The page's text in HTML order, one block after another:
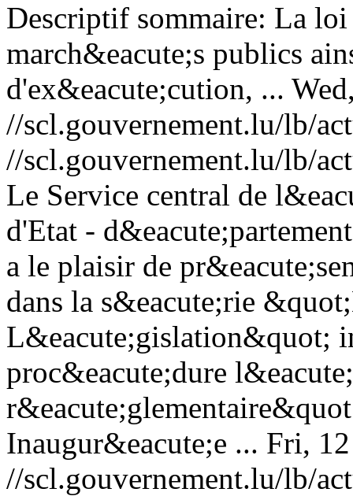
Descriptif sommaire: La
march&eacute;s publics
d'ex&eacute;cution, ...
//scl.gouvernement.lu/lb/
//scl.gouvernement.lu/lb/
Le Service central de
d'Etat -
a le plaisir de
dans la s&eacute;rie
L&eacute;gislation&quot;
proc&eacute;dure
Inaugur&eacute;e ... Fri,
//scl.gouvernement.lu/lb/